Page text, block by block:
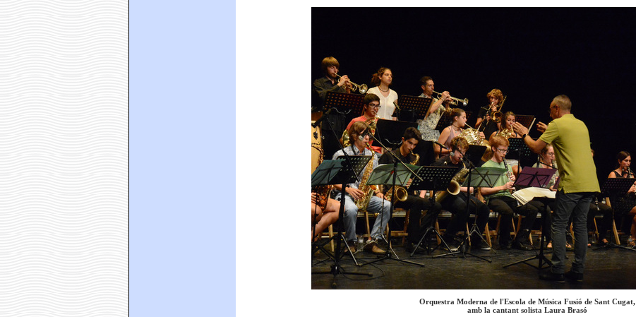
Orquestra Moderna de l'Escola de Música Fusió de Sant Cugat,
amb la cantant solista Laura Brasó